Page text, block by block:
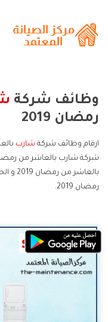
وظائف شركة
رمضان 2019
ارقام وظائف شركة شارب
رمضان 2019.